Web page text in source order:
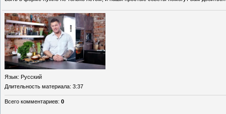
Язык: Русский
Длительность материала: 3:37
Всего комментариев: 0